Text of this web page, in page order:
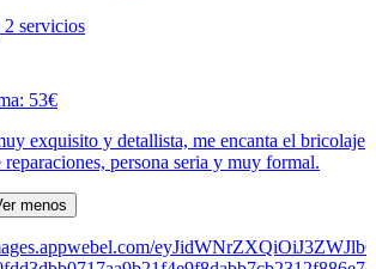
2 servicios
53€
exquisito y detallista, me encanta el bricolaje
persona seria y muy formal.
menos